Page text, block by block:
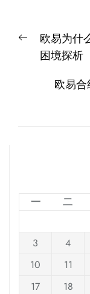
章
Previous欧易为什
困境探析
欧易
一
二
3
4
10
11
17
18